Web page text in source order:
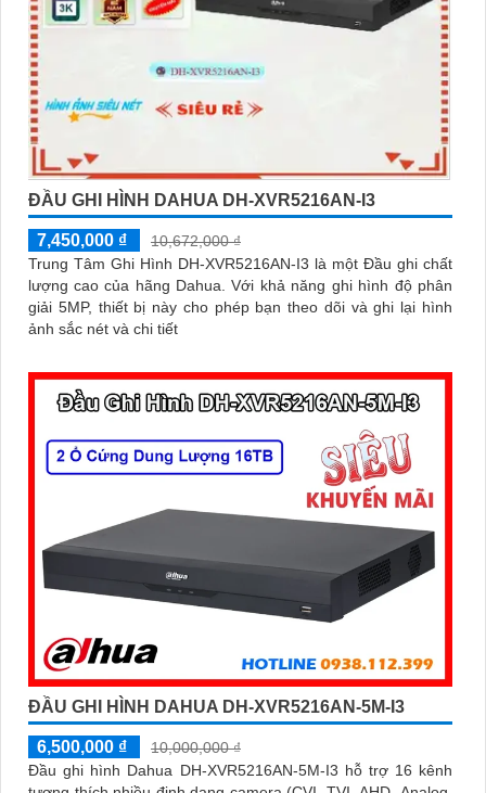
ĐẦU GHI HÌNH DAHUA DH-XVR5216AN-I3
7,450,000 ₫
10,672,000 ₫
Trung Tâm Ghi Hình DH-XVR5216AN-I3 là một Đầu ghi chất
lượng cao của hãng Dahua. Với khả năng ghi hình độ phân
giải 5MP, thiết bị này cho phép bạn theo dõi và ghi lại hình
ảnh sắc nét và chi tiết
ĐẦU GHI HÌNH DAHUA DH-XVR5216AN-5M-I3
6,500,000 ₫
10,000,000 ₫
Đầu ghi hình Dahua DH-XVR5216AN-5M-I3 hỗ trợ 16 kênh